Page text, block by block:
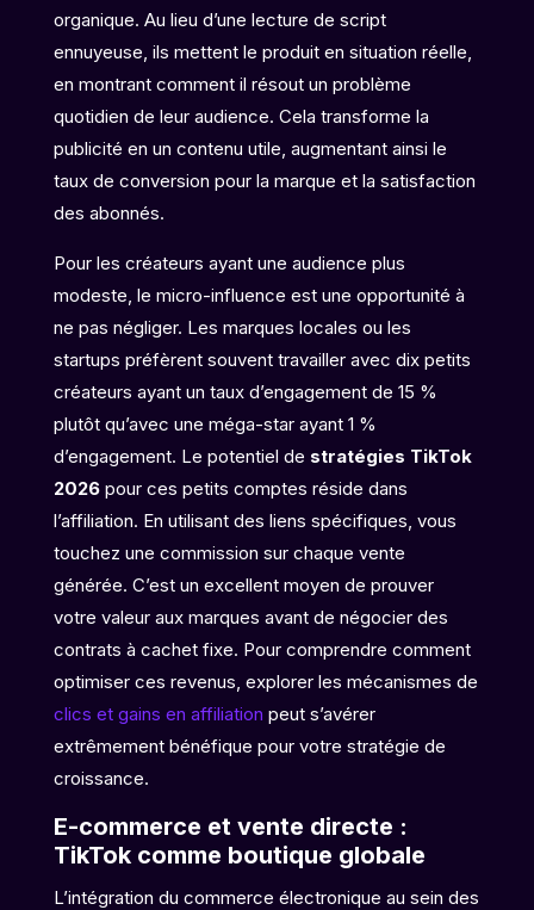
organique. Au lieu d’une lecture de script
ennuyeuse, ils mettent le produit en situation réelle,
en montrant comment il résout un problème
quotidien de leur audience. Cela transforme la
publicité en un contenu utile, augmentant ainsi le
taux de conversion pour la marque et la satisfaction
des abonnés.
Pour les créateurs ayant une audience plus
modeste, le micro-influence est une opportunité à
ne pas négliger. Les marques locales ou les
startups préfèrent souvent travailler avec dix petits
créateurs ayant un taux d’engagement de 15 %
plutôt qu’avec une méga-star ayant 1 %
d’engagement. Le potentiel de stratégies TikTok
2026pour ces petits comptes réside dans
l’affiliation. En utilisant des liens spécifiques, vous
touchez une commission sur chaque vente
générée. C’est un excellent moyen de prouver
votre valeur aux marques avant de négocier des
contrats à cachet fixe. Pour comprendre comment
optimiser ces revenus, explorer les mécanismes de
clics et gains en affiliation peut s’avérer
extrêmement bénéfique pour votre stratégie de
croissance.
E-commerce et vente directe :
TikTok comme boutique globale
L’intégration du commerce électronique au sein des